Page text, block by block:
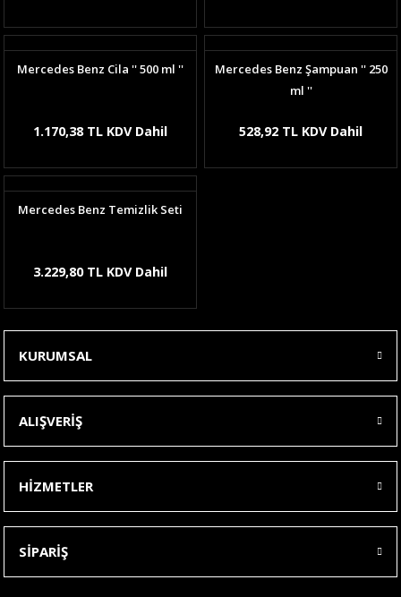
Mercedes Benz Cila '' 500 ml ''
1.170,38 TL KDV Dahil
Mercedes Benz Şampuan '' 250
ml ''
528,92 TL KDV Dahil
Mercedes Benz Temizlik Seti
3.229,80 TL KDV Dahil
KURUMSAL
ALIŞVERİŞ
HİZMETLER
SİPARİŞ